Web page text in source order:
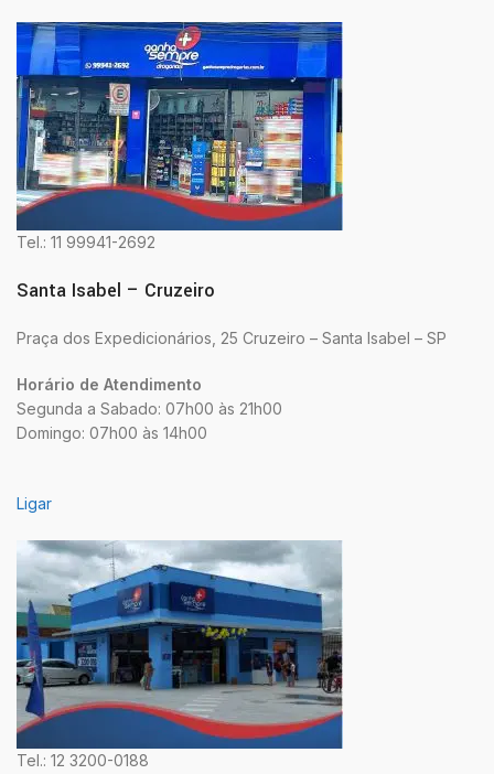
Tel.: 11 99941-2692
Santa Isabel – Cruzeiro
Praça dos Expedicionários, 25 Cruzeiro – Santa Isabel – SP
Horário de Atendimento
Segunda a Sabado: 07h00 às 21h00
Domingo: 07h00 às 14h00
Ligar
Tel.: 12 3200-0188